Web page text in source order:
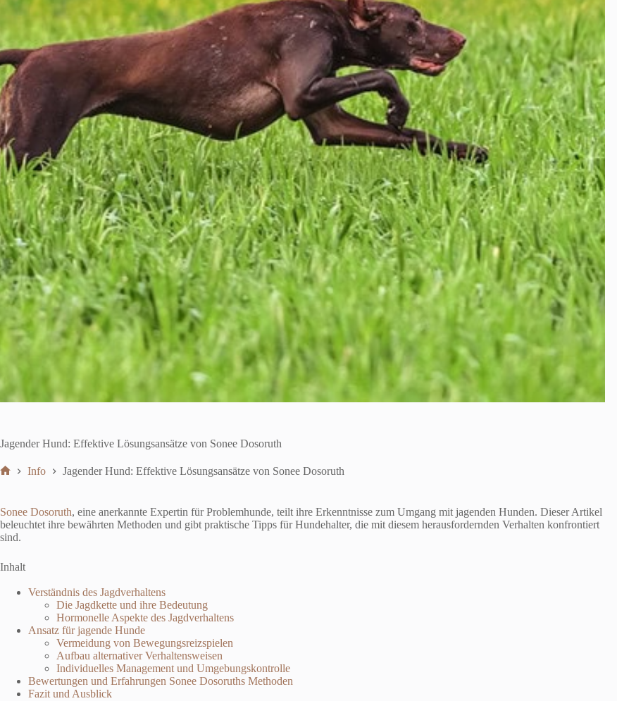
Jagender Hund: Effektive Lösungsansätze von Sonee Dosoruth
Info Jagender Hund: Effektive Lösungsansätze von Sonee Dosoruth
Sonee Dosoruth, eine anerkannte Expertin für Problemhunde, teilt ihre Erkenntnisse zum Umgang mit jagenden Hunden. Dieser Artikel
beleuchtet ihre bewährten Methoden und gibt praktische Tipps für Hundehalter, die mit diesem herausfordernden Verhalten konfrontiert
sind.
Inhalt
Verständnis des Jagdverhaltens
Die Jagdkette und ihre Bedeutung
Hormonelle Aspekte des Jagdverhaltens
Ansatz für jagende Hunde
Vermeidung von Bewegungsreizspielen
Aufbau alternativer Verhaltensweisen
Individuelles Management und Umgebungskontrolle
Bewertungen und Erfahrungen Sonee Dosoruths Methoden
Fazit und Ausblick